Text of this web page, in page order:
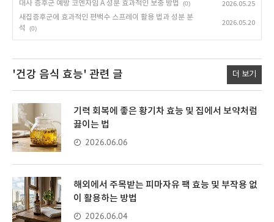
대사 증후군 예방 코엔자임 A 성분 효과적인 보충 방법
(0)
2026.05.25
새집증후군에 효과적인 편백수 스프레이 활용 법과 성분 분
석
(0)
2026.05.20
'건강 음식 효능' 관련 글 더 보기
기력 회복에 좋은 황기차 효능 및 집에서 보약처럼
끓이는 법
2026.06.06
해외에서 주목받는 피마자유 팩 효능 및 부작용 없
이 활용하는 방법
2026.06.04